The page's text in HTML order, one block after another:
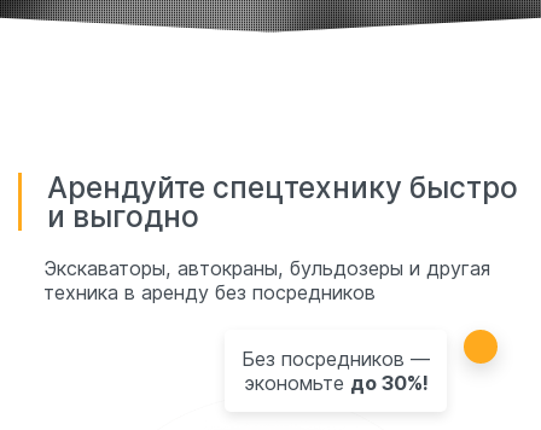
Арендуйте спецтехнику быстро
и выгодно
Экскаваторы, автокраны, бульдозеры и другая
техника в аренду без посредников
Без посредников —
экономьте до 30%!